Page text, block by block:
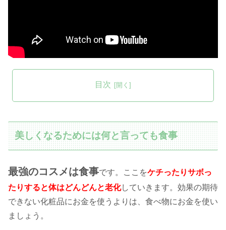
目次
美しくなるためには何と言っても食事
最強のコスメは食事です。ここをケチったりサボっ
たりすると体はどんどんと老化していきます。効果の期待
できない化粧品にお金を使うよりは、食べ物にお金を使い
ましょう。